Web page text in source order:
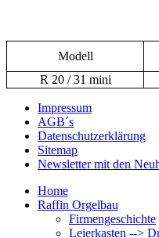
Modell
R 20 / 31 mini
Impressum
AGB´s
Datenschutzerklärung
Sitemap
Newsletter mit den
Home
Raffin Orgelbau
Firmengeschichte
Leierkasten -->